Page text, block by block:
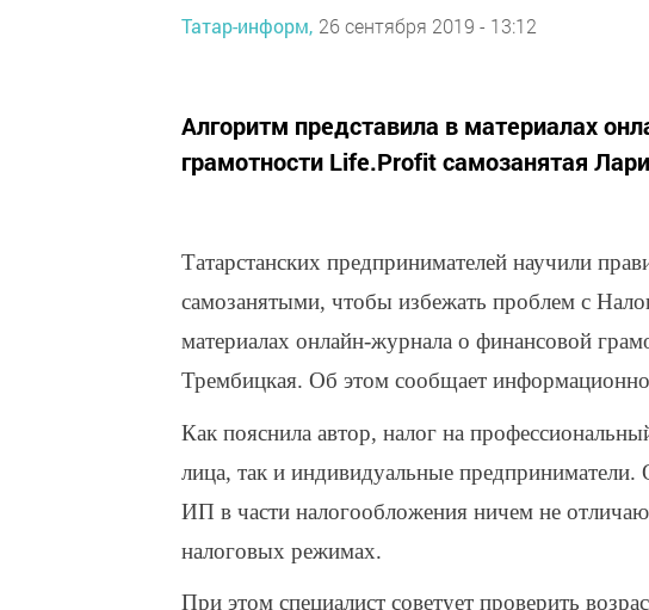
Татар-информ, 26 сентября 2019 - 13:12
Алгоритм представила в материалах
грамотности Life.Profit самозанятая
Татарстанских предпринимателей научили
самозанятыми, чтобы избежать проблем с
материалах онлайн-журнала о финансовой
Трембицкая. Об этом сообщает
Как пояснила автор, налог на
лица, так и индивидуальные
ИП в части налогообложения ничем не
налоговых режимах.
При этом специалист советует проверить